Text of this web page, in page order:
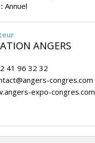
Annuel
ANGERS
41 96 32 32
congres.com
expo-congres.com